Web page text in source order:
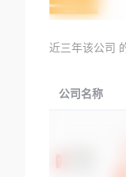
近三年该公司
公司名称